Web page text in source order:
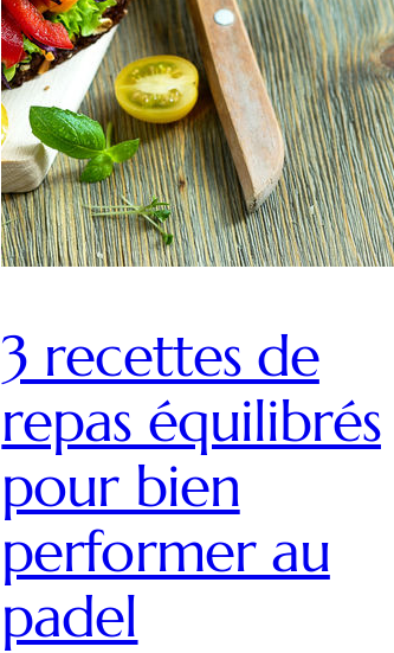
3 recettes de
repas équilibrés
pour bien
performer au
padel